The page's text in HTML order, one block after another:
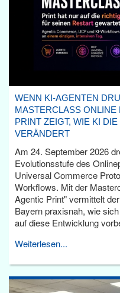
WENN KI-AGENTEN
MASTERCLASS ONLINE
PRINT ZEIGT, WIE KI
VERÄNDERT
Am 24. September 2026
Evolutionsstufe des
Universal Commerce
Workflows. Mit der
Agentic Print" vermittelt
Bayern praxisnah, wie
auf diese Entwicklung
Weiterlesen...